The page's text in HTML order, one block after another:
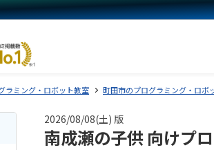
ラミング・ロボット教室 町田市のプログラミング・ロボ
2026/08/08(土) 版
南成瀬の子供 向けプ